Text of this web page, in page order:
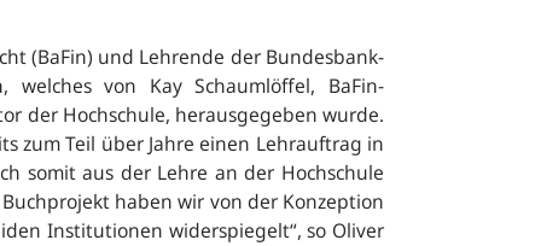
(BaFin) und Lehrende der Bundesbank-
von Kay Schaumlöffel, BaFin-
der Hochschule, herausgegeben wurde.
zum Teil über Jahre einen Lehrauftrag in
somit aus der Lehre an der Hochschule
Buchprojekt haben wir von der Konzeption
Institutionen widerspiegelt“, so Oliver